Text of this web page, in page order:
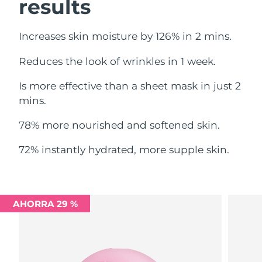
results
Increases skin moisture by 126% in 2 mins.
Reduces the look of wrinkles in 1 week.
Is more effective than a sheet mask in just 2
mins.
78% more nourished and softened skin.
72% instantly hydrated, more supple skin.
AHORRA 29 %
Puerto Rico